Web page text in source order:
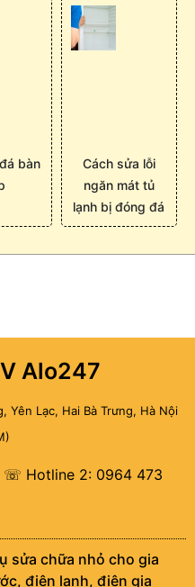
bàn
Cách sửa lỗi
ngăn mát tủ
lạnh bị đóng đá
Alo247
Yên Lạc, Hai Bà Trưng, Hà Nội
☏ Hotline 2: 0964 473
sửa chữa nhỏ cho gia
điện lạnh, điện gia